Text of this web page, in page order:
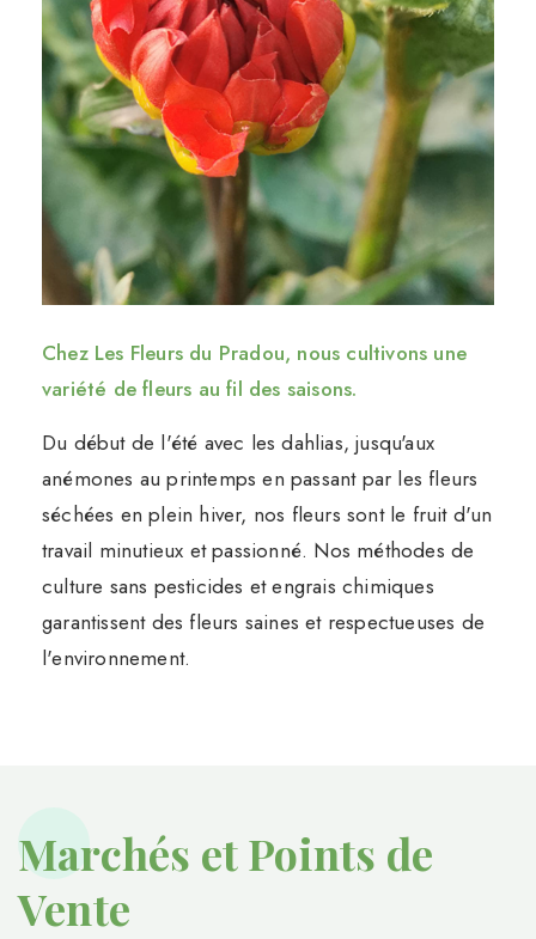
Chez Les Fleurs du Pradou, nous cultivons une
variété de fleurs au fil des saisons.
Du début de l'été avec les dahlias, jusqu'aux
anémones au printemps en passant par les fleurs
séchées en plein hiver, nos fleurs sont le fruit d'un
travail minutieux et passionné. Nos méthodes de
culture sans pesticides et engrais chimiques
garantissent des fleurs saines et respectueuses de
l'environnement.
Marchés et Points de
Vente